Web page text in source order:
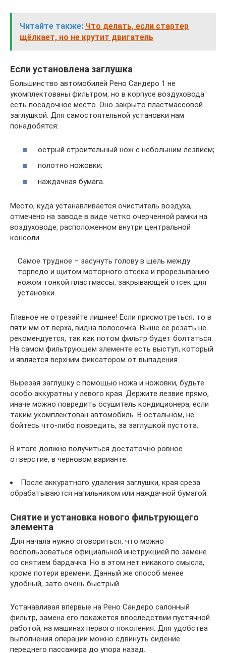
Читайте также: Что делать, если стартер
щёлкает, но не крутит двигатель
Если установлена заглушка
Большинство автомобилей Рено Сандеро 1 не
укомплектованы фильтром, но в корпусе воздуховода
есть посадочное место. Оно закрыто пластмассовой
заглушкой. Для самостоятельной установки нам
понадобятся:
острый строительный нож с небольшим лезвием;
полотно ножовки;
наждачная бумага.
Место, куда устанавливается очиститель воздуха,
отмечено на заводе в виде четко очерченной рамки на
воздуховоде, расположенном внутри центральной
консоли.
Самое трудное – засунуть голову в щель между
торпедо и щитом моторного отсека и прорезыванию
ножом тонкой пластмассы, закрывающей отсек для
установки.
Главное не отрезайте лишнее! Если присмотреться, то в
пяти мм от верха, видна полосочка. Выше ее резать не
рекомендуется, так как потом фильтр будет болтаться.
На самом фильтрующем элементе есть выступ, который
и является верхним фиксатором от выпадения.
Вырезая заглушку с помощью ножа и ножовки, будьте
особо аккуратны у левого края. Держите лезвие прямо,
иначе можно повредить осушитель кондиционера, если
таким укомплектован автомобиль. В остальном, не
бойтесь что-либо повредить, за заглушкой пустота.
В итоге должно получиться достаточно ровное
отверстие, в черновом варианте.
После аккуратного удаления заглушки, края среза
обрабатываются напильником или наждачной бумагой.
Снятие и установка нового фильтрующего
элемента
Для начала нужно оговориться, что можно
воспользоваться официальной инструкцией по замене
со снятием бардачка. Но в этом нет никакого смысла,
кроме потери времени. Данный же способ менее
удобный, зато очень быстрый.
Устанавливая впервые на Рено Сандеро салонный
фильтр, замена его покажется впоследствии пустячной
работой, на машинах первого поколения. Для удобства
выполнения операции можно сдвинуть сидение
переднего пассажира до упора назад.